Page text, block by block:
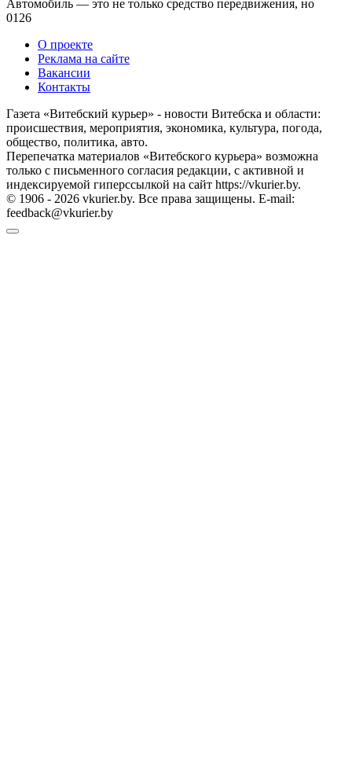
Автомобиль — это не только средство передвижения, но
0126
О проекте
Реклама на сайте
Вакансии
Контакты
Газета «Витебский курьер» - новости Витебска и области:
происшествия, мероприятия, экономика, культура, погода,
общество, политика, авто.
Перепечатка материалов «Витебского курьера» возможна
только с письменного согласия редакции, с активной и
индексируемой гиперссылкой на сайт https://vkurier.by.
© 1906 - 2026 vkurier.by. Все права защищены. E-mail:
feedback@vkurier.by